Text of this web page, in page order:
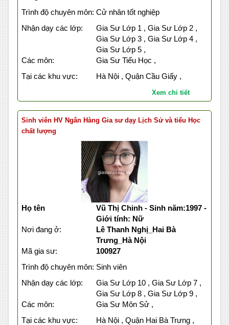
Trình độ chuyên môn: Cử nhân tốt nghiệp
Nhận dạy các lớp:
Gia Sư Lớp 1 , Gia Sư Lớp 2 ,
Gia Sư Lớp 3 , Gia Sư Lớp 4 ,
Gia Sư Lớp 5 ,
Các môn:
Gia Sư Tiểu Học ,
Tại các khu vực:
Hà Nội , Quận Cầu Giấy ,
Xem chi tiết
Sinh viên HV Ngân Hàng Gia sư dạy Lịch Sử và tiểu Học
chất lượng
Họ tên
Vũ Thị Chinh - Sinh năm:1997 -
Giới tính: Nữ
Nơi đang ở:
Lê Thanh Nghị_Hai Bà
Trưng_Hà Nội
Mã gia sư:
100927
Trình độ chuyên môn: Sinh viên
Nhận dạy các lớp:
Gia Sư Lớp 10 , Gia Sư Lớp 7 ,
Gia Sư Lớp 8 , Gia Sư Lớp 9 ,
Các môn:
Gia Sư Môn Sử ,
Tại các khu vực:
Hà Nội , Quận Hai Bà Trưng ,